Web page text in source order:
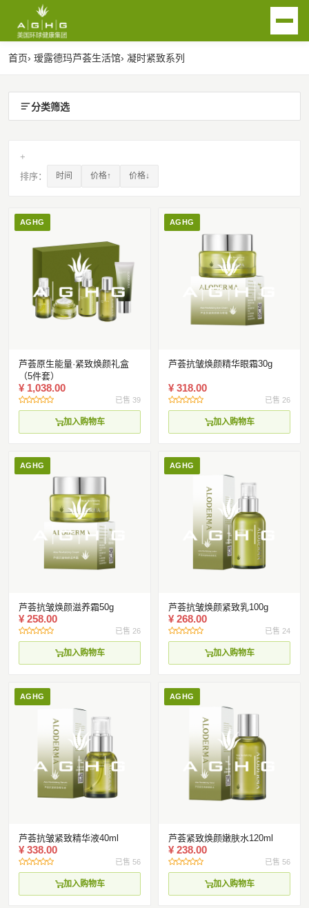
首页
芦荟产业链
AGHG品牌
传统渠道瑷露德玛品牌
瑷菲诗洗护品牌
荟之纯大健康产品
芦荟生活馆
芦荟生活馆产品
芦荟生活馆简介及合作
用瑷沟通
新闻动态
首页› 瑷露德玛芦荟生活馆› 凝时紧致系列
分类筛选
+
排序：
时间 价格↑ 价格↓
AGHG
芦荟原生能量·紧致焕颜礼盒
（5件套）
¥ 1,038.00
已售 39
加入购物车
AGHG
芦荟抗皱焕颜精华眼霜30g
¥ 318.00
已售 26
加入购物车
AGHG
芦荟抗皱焕颜滋养霜50g
¥ 258.00
已售 26
加入购物车
AGHG
芦荟抗皱焕颜紧致乳100g
¥ 268.00
已售 24
加入购物车
AGHG
芦荟抗皱紧致精华液40ml
¥ 338.00
已售 56
加入购物车
AGHG
芦荟紧致焕颜嫩肤水120ml
¥ 238.00
已售 56
加入购物车